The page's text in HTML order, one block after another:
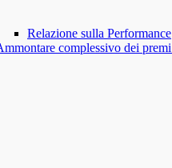
Relazione sulla Performance
complessivo dei premi